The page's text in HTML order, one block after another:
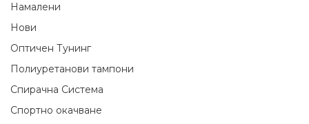
Намалени
Нови
Оптичен Тунинг
Полиуретанови тампони
Спирачна Система
Спортно окачване